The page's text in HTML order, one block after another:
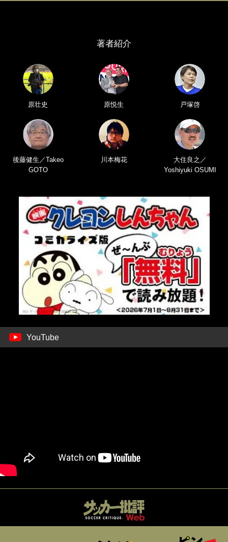
著者紹介
原壮史 原悦生 戸塚啓
後藤健生／Takeo
GOTO
川本梅花
大住良之／
Yoshiyuki OSUMI
YouTube